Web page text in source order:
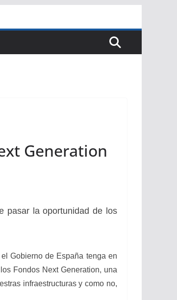
Generation
pasar la oportunidad de los
Gobierno de España tenga en
Fondos Next Generation, una
infraestructuras y como no,